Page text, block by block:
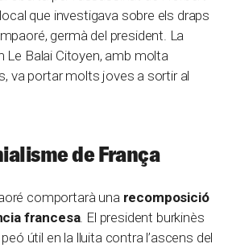
que investigava sobre els draps
germà del president. La
Le Balai Citoyen, amb molta
va portar molts joves a sortir al
de França
comportarà una recomposició
francesa. El president burkinès
útil en la lluita contra l’ascens del